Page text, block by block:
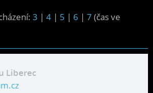
3 | 4 | 5 | 6 | 7 (čas ve
Liberec